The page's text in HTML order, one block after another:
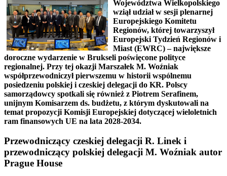
Województwa Wielkopolskiego
wziął udział w sesji plenarnej
Europejskiego Komitetu
Regionów, której towarzyszył
Europejski Tydzień Regionów i
Miast (EWRC) – największe
doroczne wydarzenie w Brukseli poświęcone polityce
regionalnej. Przy tej okazji Marszałek M. Woźniak
współprzewodniczył pierwszemu w historii wspólnemu
posiedzeniu polskiej i czeskiej delegacji do KR. Polscy
samorządowcy spotkali się również z Piotrem Serafinem,
unijnym Komisarzem ds. budżetu, z którym dyskutowali na
temat propozycji Komisji Europejskiej dotyczącej wieloletnich
ram finansowych UE na lata 2028-2034.
Przewodniczący czeskiej delegacji R. Linek i
przewodniczący polskiej delegacji M. Woźniak autor
Prague House